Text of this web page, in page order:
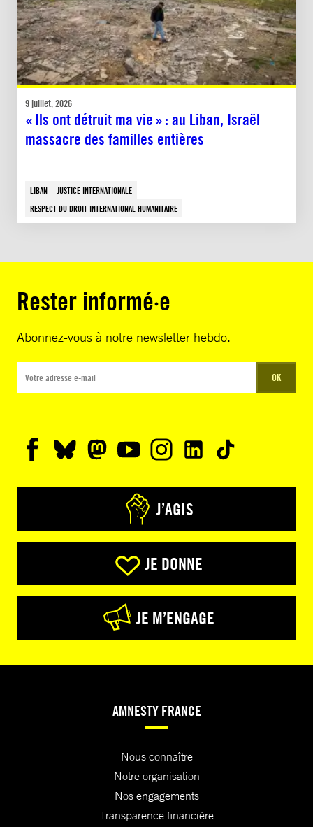
9 juillet, 2026
« Ils ont détruit ma vie » : au Liban, Israël
massacre des familles entières
LIBAN
JUSTICE INTERNATIONALE
RESPECT DU DROIT INTERNATIONAL HUMANITAIRE
Rester informé·e
Abonnez-vous à notre newsletter hebdo.
OK
J’AGIS
JE DONNE
JE M’ENGAGE
AMNESTY FRANCE
Nous connaître
Notre organisation
Nos engagements
Transparence financière